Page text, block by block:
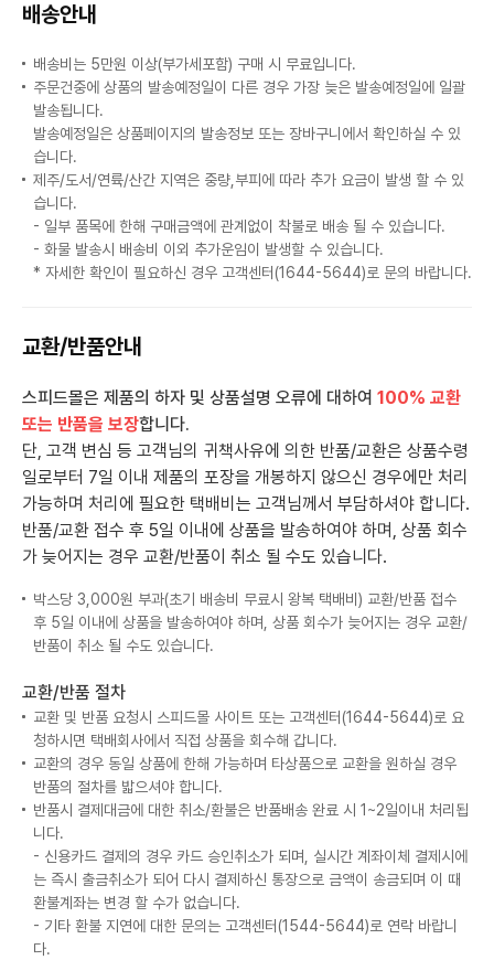
배송안내
배송비는 5만원 이상(부가세포함) 구매 시 무료입니다.
주문건중에 상품의 발송예정일이 다른 경우 가장 늦은 발송예정일에 일괄
발송됩니다.
발송예정일은 상품페이지의 발송정보 또는 장바구니에서 확인하실 수 있
습니다.
제주/도서/연륙/산간 지역은 중량,부피에 따라 추가 요금이 발생 할 수 있
습니다.
- 일부 품목에 한해 구매금액에 관계없이 착불로 배송 될 수 있습니다.
- 화물 발송시 배송비 이외 추가운임이 발생할 수 있습니다.
* 자세한 확인이 필요하신 경우 고객센터(1644-5644)로 문의 바랍니다.
교환/반품안내
스피드몰은 제품의 하자 및 상품설명 오류에 대하여 100% 교환
또는 반품을 보장합니다.
단, 고객 변심 등 고객님의 귀책사유에 의한 반품/교환은 상품수령
일로부터 7일 이내 제품의 포장을 개봉하지 않으신 경우에만 처리
가능하며 처리에 필요한 택배비는 고객님께서 부담하셔야 합니다.
반품/교환 접수 후 5일 이내에 상품을 발송하여야 하며, 상품 회수
가 늦어지는 경우 교환/반품이 취소 될 수도 있습니다.
박스당 3,000원 부과(초기 배송비 무료시 왕복 택배비) 교환/반품 접수
후 5일 이내에 상품을 발송하여야 하며, 상품 회수가 늦어지는 경우 교환/
반품이 취소 될 수도 있습니다.
교환/반품 절차
교환 및 반품 요청시 스피드몰 사이트 또는 고객센터(1644-5644)로 요
청하시면 택배회사에서 직접 상품을 회수해 갑니다.
교환의 경우 동일 상품에 한해 가능하며 타상품으로 교환을 원하실 경우
반품의 절차를 밟으셔야 합니다.
반품시 결제대금에 대한 취소/환불은 반품배송 완료 시 1~2일이내 처리됩
니다.
- 신용카드 결제의 경우 카드 승인취소가 되며, 실시간 계좌이체 결제시에
는 즉시 출금취소가 되어 다시 결제하신 통장으로 금액이 송금되며 이 때
환불계좌는 변경 할 수가 없습니다.
- 기타 환불 지연에 대한 문의는 고객센터(1544-5644)로 연락 바랍니
다.